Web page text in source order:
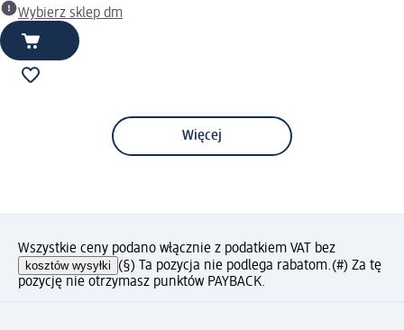
Wybierz sklep dm
Więcej
Wszystkie ceny podano włącznie z podatkiem VAT bez
kosztów wysyłki (§) Ta pozycja nie podlega rabatom.(#) Za tę
pozycję nie otrzymasz punktów PAYBACK.